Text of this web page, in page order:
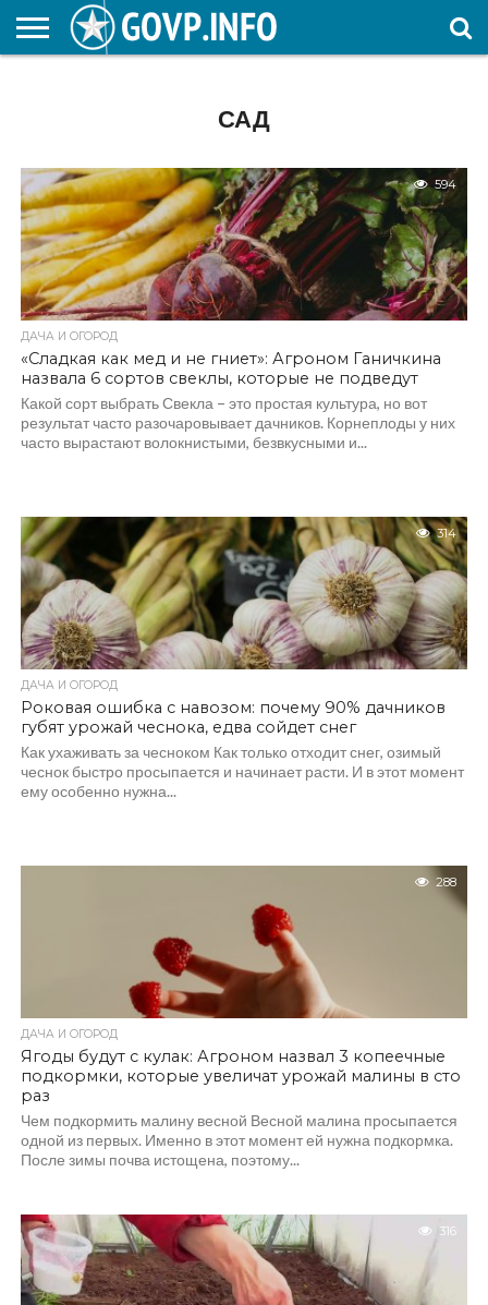
САД
594
ДАЧА И ОГОРОД
«Сладкая как мед и не гниет»: Агроном Ганичкина
назвала 6 сортов свеклы, которые не подведут
Какой сорт выбрать Свекла – это простая культура, но вот
результат часто разочаровывает дачников. Корнеплоды у них
часто вырастают волокнистыми, безвкусными и...
314
ДАЧА И ОГОРОД
Роковая ошибка с навозом: почему 90% дачников
губят урожай чеснока, едва сойдет снег
Как ухаживать за чесноком Как только отходит снег, озимый
чеснок быстро просыпается и начинает расти. И в этот момент
ему особенно нужна...
288
ДАЧА И ОГОРОД
Ягоды будут с кулак: Агроном назвал 3 копеечные
подкормки, которые увеличат урожай малины в сто
раз
Чем подкормить малину весной Весной малина просыпается
одной из первых. Именно в этот момент ей нужна подкормка.
После зимы почва истощена, поэтому...
316